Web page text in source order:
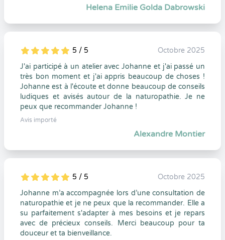
Helena Emilie Golda Dabrowski
5
1
5
0 5 / 5
Octobre 2025
J'ai participé à un atelier avec Johanne et j'ai passé un
très bon moment et j'ai appris beaucoup de choses !
Johanne est à l'écoute et donne beaucoup de conseils
ludiques et avisés autour de la naturopathie. Je ne
peux que recommander Johanne !
Avis importé
Alexandre Montier
5
1
5
0 5 / 5
Octobre 2025
Johanne m’a accompagnée lors d’une consultation de
naturopathie et je ne peux que la recommander. Elle a
su parfaitement s'adapter à mes besoins et je repars
avec de précieux conseils. Merci beaucoup pour ta
douceur et ta bienveillance.